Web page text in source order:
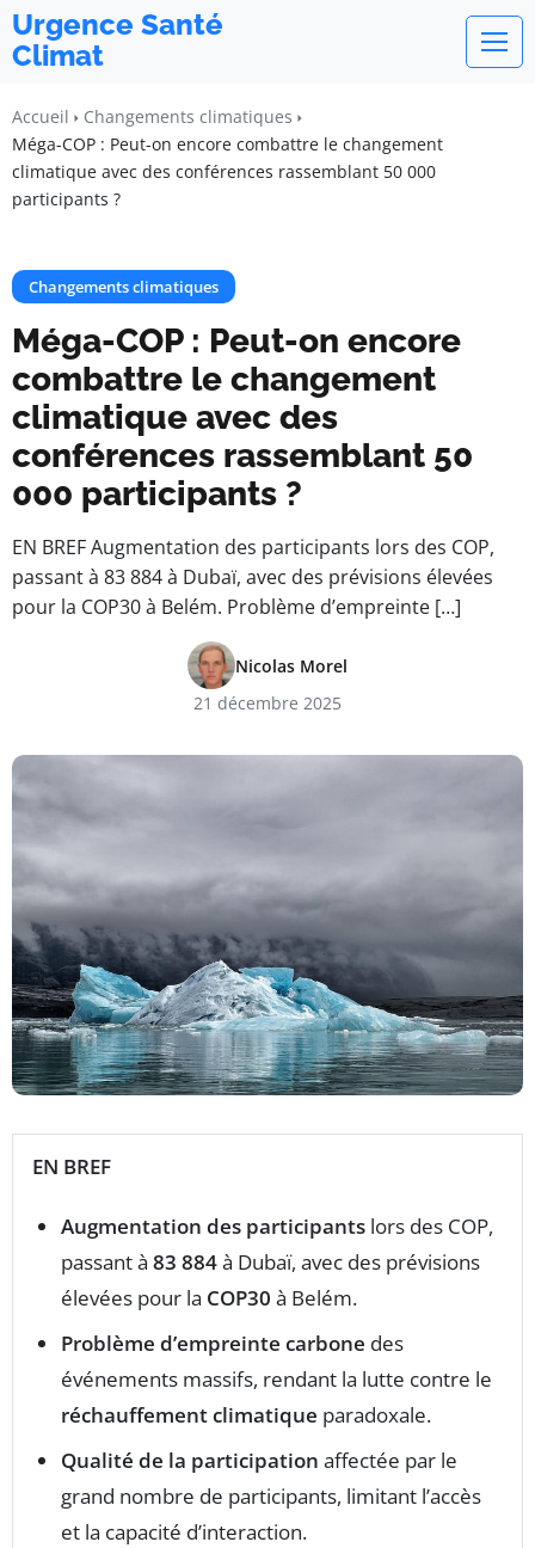
Urgence Santé
Climat
Accueil
Changements climatiques
Méga-COP : Peut-on encore combattre le changement
climatique avec des conférences rassemblant 50 000
participants ?
Changements climatiques
Méga-COP : Peut-on encore
combattre le changement
climatique avec des
conférences rassemblant 50
000 participants ?
EN BREF Augmentation des participants lors des COP,
passant à 83 884 à Dubaï, avec des prévisions élevées
pour la COP30 à Belém. Problème d’empreinte […]
Nicolas Morel
21 décembre 2025
EN BREF
Augmentation des participants lors des COP,
passant à 83 884à Dubaï, avec des prévisions
élevées pour la COP30 à Belém.
Problème d’empreinte carbone des
événements massifs, rendant la lutte contre le
réchauffement climatique paradoxale.
Qualité de la participation affectée par le
grand nombre de participants, limitant l’accès
et la capacité d’interaction.